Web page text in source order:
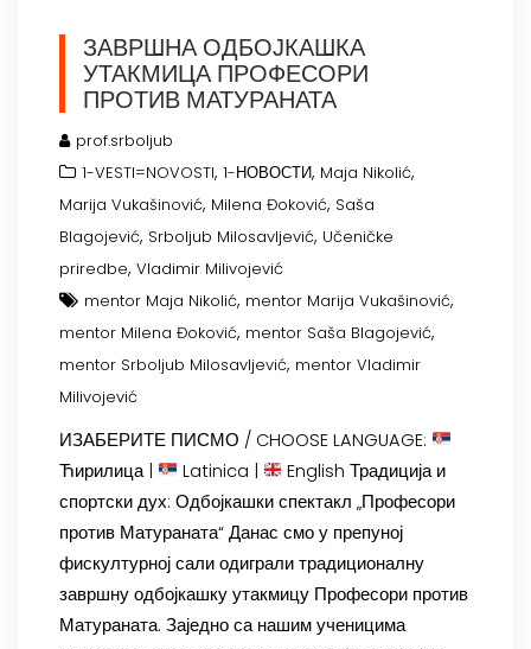
ЗАВРШНА ОДБОЈКАШКА
УТАКМИЦА ПРОФЕСОРИ
ПРОТИВ МАТУРАНАТА
prof.srboljub
1-VESTI=NOVOSTI, 1-НОВОСТИ, Maja Nikolić,
Marija Vukašinović, Milena Đoković, Saša
Blagojević, Srboljub Milosavljević, Učeničke
priredbe, Vladimir Milivojević
mentor Maja Nikolić, mentor Marija Vukašinović,
mentor Milena Đoković, mentor Saša Blagojević,
mentor Srboljub Milosavljević, mentor Vladimir
Milivojević
ИЗАБЕРИТЕ ПИСМО / CHOOSE LANGUAGE:
Ћирилица |
Latinica |
English Традиција и
спортски дух: Одбојкашки спектакл „Професори
против Матураната“ Данас смо у препуној
фискултурној сали одиграли традиционалну
завршну одбојкашку утакмицу Професори против
Матураната. Заједно са нашим ученицима